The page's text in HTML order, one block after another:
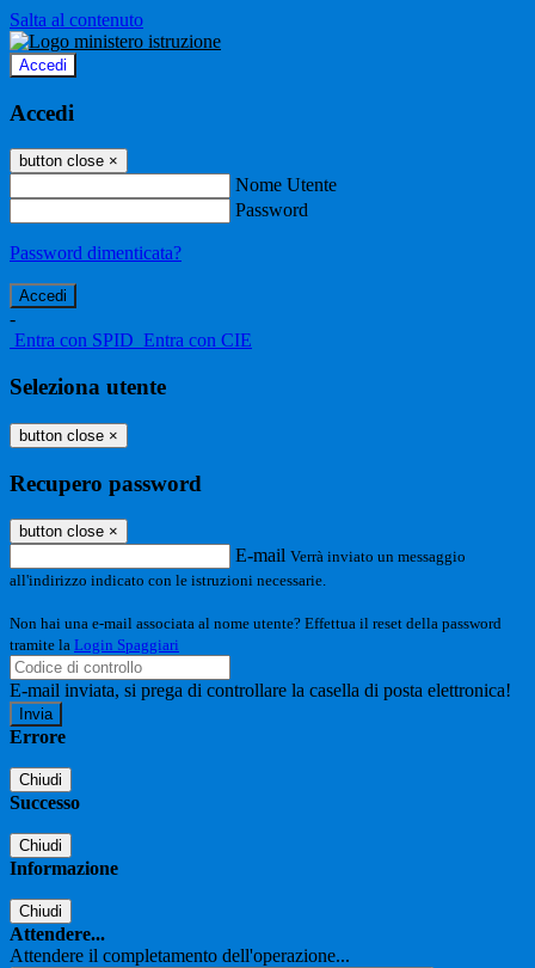
Salta al contenuto
Accedi
Accedi
button close ×
Nome Utente
Password
Password dimenticata?
-
Entra con SPID Entra con CIE
Seleziona utente
button close ×
Recupero password
button close ×
E-mail Verrà inviato un messaggio
all'indirizzo indicato con le istruzioni necessarie.
Non hai una e-mail associata al nome utente? Effettua il reset della password
tramite la Login Spaggiari
E-mail inviata, si prega di controllare la casella di posta elettronica!
Errore
Chiudi
Successo
Chiudi
Informazione
Chiudi
Attendere...
Attendere il completamento dell'operazione...